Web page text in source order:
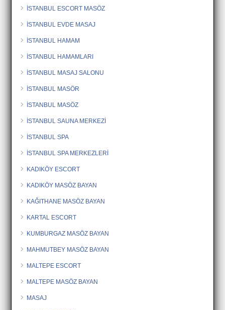
İSTANBUL ESCORT MASÖZ
İSTANBUL EVDE MASAJ
İSTANBUL HAMAM
İSTANBUL HAMAMLARI
İSTANBUL MASAJ SALONU
İSTANBUL MASÖR
İSTANBUL MASÖZ
İSTANBUL SAUNA MERKEZİ
İSTANBUL SPA
İSTANBUL SPA MERKEZLERİ
KADIKÖY ESCORT
KADIKÖY MASÖZ BAYAN
KAĞITHANE MASÖZ BAYAN
KARTAL ESCORT
KUMBURGAZ MASÖZ BAYAN
MAHMUTBEY MASÖZ BAYAN
MALTEPE ESCORT
MALTEPE MASÖZ BAYAN
MASAJ